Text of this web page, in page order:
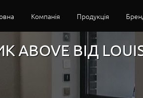
Компанія Продукція
ABOVE ВІД